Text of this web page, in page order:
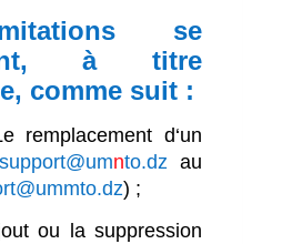
se
à titre
comme suit :
d‘un
support@umnto.dz au
) ;
la suppression